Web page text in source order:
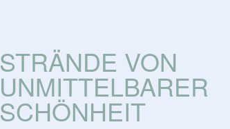
STRÄNDE VON
UNMITTELBARER
SCHÖNHEIT